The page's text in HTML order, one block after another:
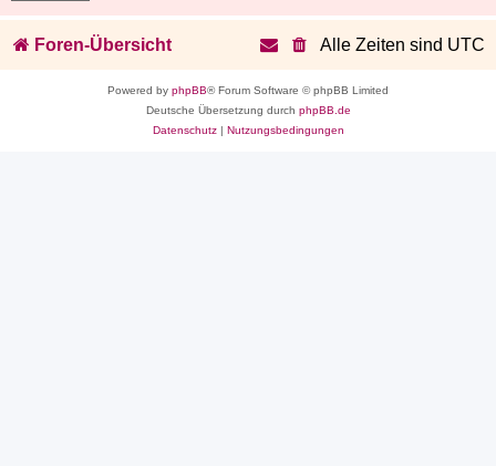
Foren-Übersicht Alle Zeiten sind UTC
Powered by phpBB® Forum Software © phpBB Limited
Deutsche Übersetzung durch phpBB.de
Datenschutz| Nutzungsbedingungen